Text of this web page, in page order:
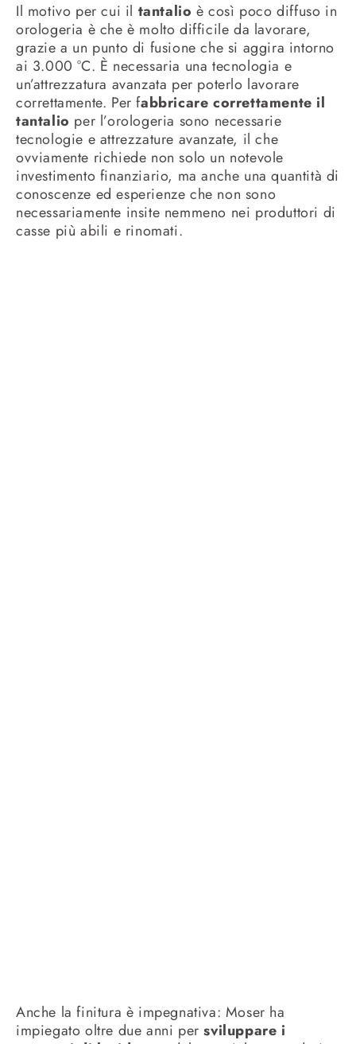
Il motivo per cui il tantalio è così poco diffuso in
orologeria è che è molto difficile da lavorare,
grazie a un punto di fusione che si aggira intorno
ai 3.000 °C. È necessaria una tecnologia e
un’attrezzatura avanzata per poterlo lavorare
correttamente. Per fabbricare correttamente il
tantalio per l’orologeria sono necessarie
tecnologie e attrezzature avanzate, il che
ovviamente richiede non solo un notevole
investimento finanziario, ma anche una quantità di
conoscenze ed esperienze che non sono
necessariamente insite nemmeno nei produttori di
casse più abili e rinomati.
Anche la finitura è impegnativa: Moser ha
impiegato oltre due anni persviluppare i